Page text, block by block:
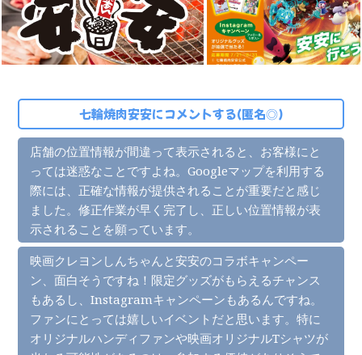
七輪焼肉安安にコメントする(匿名◎)
店舗の位置情報が間違って表示されると、お客様にと
っては迷惑なことですよね。Googleマップを利用する
際には、正確な情報が提供されることが重要だと感じ
ました。修正作業が早く完了し、正しい位置情報が表
示されることを願っています。
映画クレヨンしんちゃんと安安のコラボキャンペー
ン、面白そうですね！限定グッズがもらえるチャンス
もあるし、Instagramキャンペーンもあるんですね。
ファンにとっては嬉しいイベントだと思います。特に
オリジナルハンディファンや映画オリジナルTシャツが